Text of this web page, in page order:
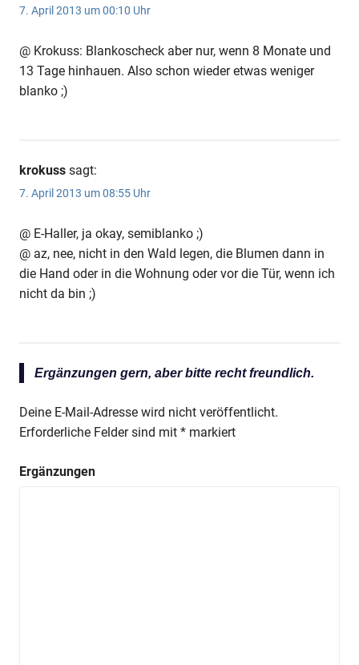
7. April 2013 um 00:10 Uhr
@ Krokuss: Blankoscheck aber nur, wenn 8 Monate und
13 Tage hinhauen. Also schon wieder etwas weniger
blanko ;)
krokuss sagt:
7. April 2013 um 08:55 Uhr
@ E-Haller, ja okay, semiblanko ;)
@ az, nee, nicht in den Wald legen, die Blumen dann in
die Hand oder in die Wohnung oder vor die Tür, wenn ich
nicht da bin ;)
Ergänzungen gern, aber bitte recht freundlich.
Deine E-Mail-Adresse wird nicht veröffentlicht.
Erforderliche Felder sind mit * markiert
Ergänzungen